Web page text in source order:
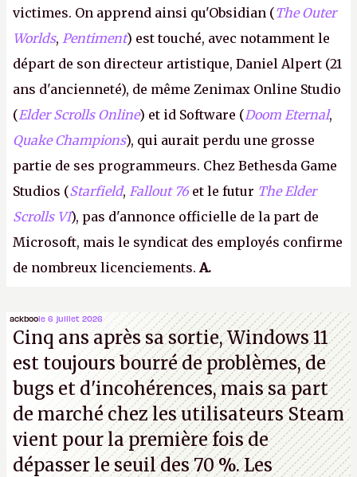
victimes. On apprend ainsi qu'Obsidian (The Outer
Worlds, Pentiment) est touché, avec notamment le
départ de son directeur artistique, Daniel Alpert (21
ans d'ancienneté), de même Zenimax Online Studio
(Elder Scrolls Online) et id Software (Doom Eternal,
Quake Champions), qui aurait perdu une grosse
partie de ses programmeurs. Chez Bethesda Game
Studios (Starfield, Fallout 76 et le futur The Elder
Scrolls VI), pas d'annonce officielle de la part de
Microsoft, mais le syndicat des employés confirme
de nombreux licenciements.A.
ackboole 6 juillet 2026
Cinq ans après sa sortie, Windows 11
est toujours bourré de problèmes, de
bugs et d'incohérences, mais sa part
de marché chez les utilisateurs Steam
vient pour la première fois de
dépasser le seuil des 70 %. Les